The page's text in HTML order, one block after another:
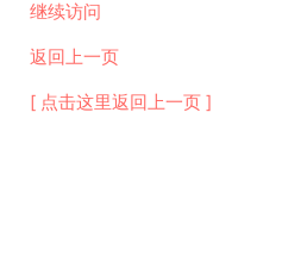
继续访问
返回上一页
[ 点击这里返回上一页 ]